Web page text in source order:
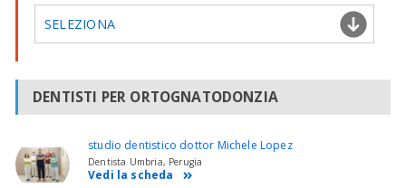
SELEZIONA
DENTISTI PER ORTOGNATODONZIA
studio dentistico dottor Michele Lopez
Dentista Umbria, Perugia
Vedi la scheda